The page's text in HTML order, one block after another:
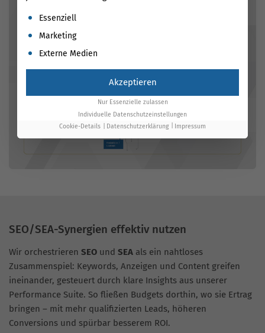
SEO/SEA-Synergien effektiv nutzen
Wir orchestrieren SEO und SEA als ein nahtloses
Zusammenspiel: Keywords, Anzeigen und Content greifen
ineinander, gesteuert durch klare Insights aus unserer
Performance Suite. So fließen Budgets dorthin, wo sie Ertrag
bringen – mit mehr qualifizierten Leads, höheren
Conversions und spürbar besserem ROI.
Es folgt eine Liste der Service-Gruppen, für die eine
Essenziell
Marketing
Externe Medien
Akzeptieren
Nur Essenzielle zulassen
Individuelle Datenschutzeinstellungen
Cookie-Details
Datenschutzerklärung Impressum